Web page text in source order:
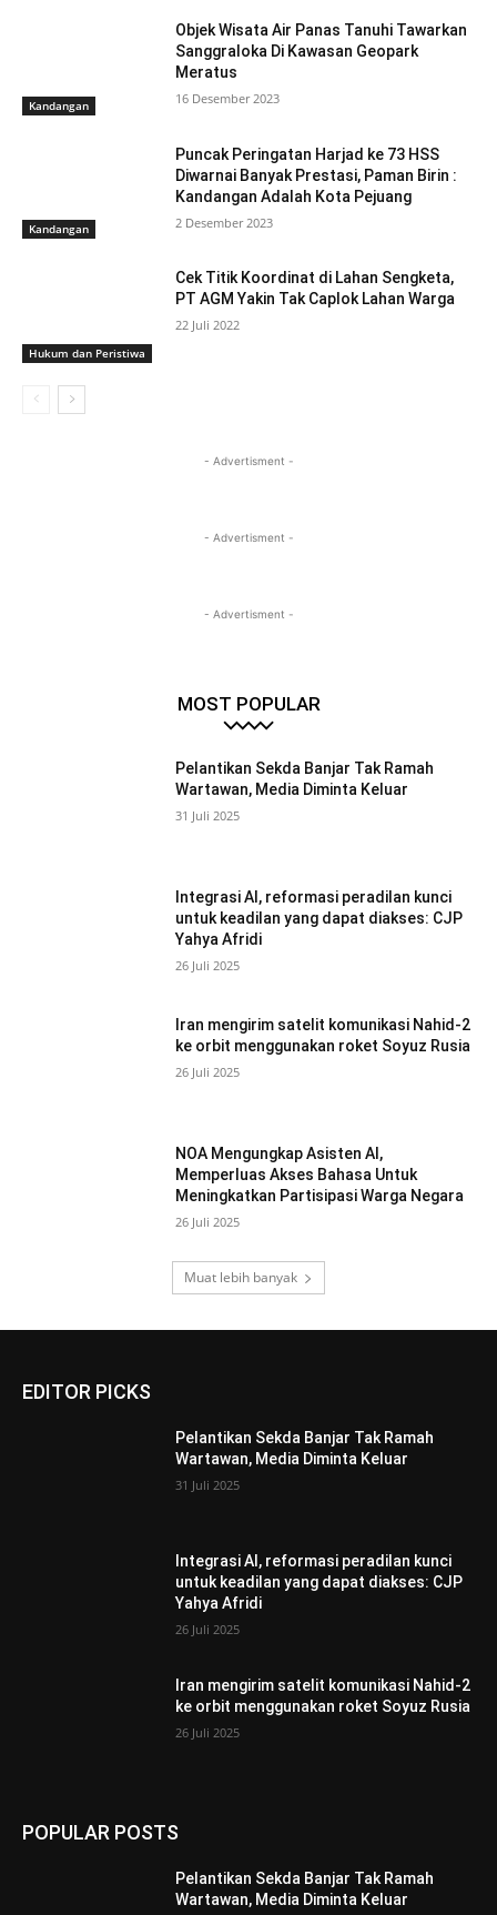
Kandangan
Objek Wisata Air Panas Tanuhi Tawarkan
Sanggraloka Di Kawasan Geopark
Meratus
16 Desember 2023
Kandangan
Puncak Peringatan Harjad ke 73 HSS
Diwarnai Banyak Prestasi, Paman Birin :
Kandangan Adalah Kota Pejuang
2 Desember 2023
Hukum dan Peristiwa
Cek Titik Koordinat di Lahan Sengketa,
PT AGM Yakin Tak Caplok Lahan Warga
22 Juli 2022
- Advertisment -
- Advertisment -
- Advertisment -
MOST POPULAR
Pelantikan Sekda Banjar Tak Ramah
Wartawan, Media Diminta Keluar
31 Juli 2025
Integrasi AI, reformasi peradilan kunci
untuk keadilan yang dapat diakses: CJP
Yahya Afridi
26 Juli 2025
Iran mengirim satelit komunikasi Nahid-2
ke orbit menggunakan roket Soyuz Rusia
26 Juli 2025
NOA Mengungkap Asisten AI,
Memperluas Akses Bahasa Untuk
Meningkatkan Partisipasi Warga Negara
26 Juli 2025
Muat lebih banyak
EDITOR PICKS
Pelantikan Sekda Banjar Tak Ramah
Wartawan, Media Diminta Keluar
31 Juli 2025
Integrasi AI, reformasi peradilan kunci
untuk keadilan yang dapat diakses: CJP
Yahya Afridi
26 Juli 2025
Iran mengirim satelit komunikasi Nahid-2
ke orbit menggunakan roket Soyuz Rusia
26 Juli 2025
POPULAR POSTS
Pelantikan Sekda Banjar Tak Ramah
Wartawan, Media Diminta Keluar